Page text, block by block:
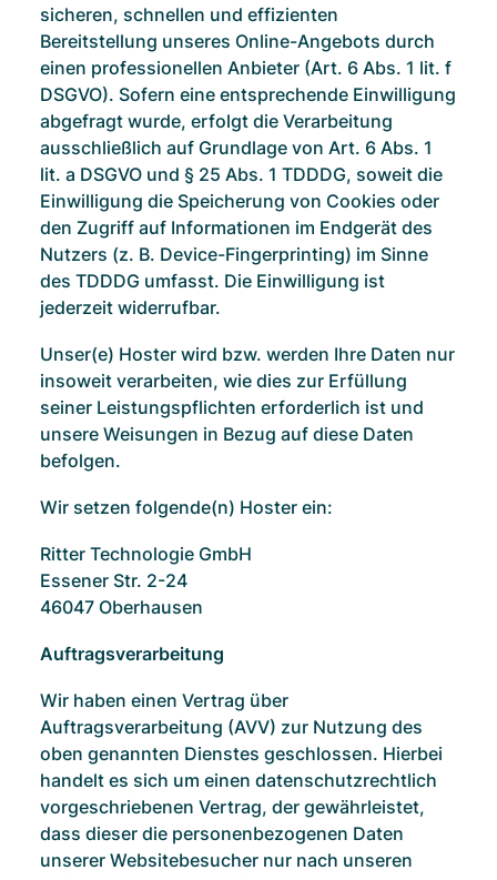
sicheren, schnellen und effizienten
Bereitstellung unseres Online-Angebots durch
einen professionellen Anbieter (Art. 6 Abs. 1 lit. f
DSGVO). Sofern eine entsprechende Einwilligung
abgefragt wurde, erfolgt die Verarbeitung
ausschließlich auf Grundlage von Art. 6 Abs. 1
lit. a DSGVO und § 25 Abs. 1 TDDDG, soweit die
Einwilligung die Speicherung von Cookies oder
den Zugriff auf Informationen im Endgerät des
Nutzers (z. B. Device-Fingerprinting) im Sinne
des TDDDG umfasst. Die Einwilligung ist
jederzeit widerrufbar.
Unser(e) Hoster wird bzw. werden Ihre Daten nur
insoweit verarbeiten, wie dies zur Erfüllung
seiner Leistungspflichten erforderlich ist und
unsere Weisungen in Bezug auf diese Daten
befolgen.
Wir setzen folgende(n) Hoster ein:
Ritter Technologie GmbH
Essener Str. 2-24
46047 Oberhausen
Auftragsverarbeitung
Wir haben einen Vertrag über
Auftragsverarbeitung (AVV) zur Nutzung des
oben genannten Dienstes geschlossen. Hierbei
handelt es sich um einen datenschutzrechtlich
vorgeschriebenen Vertrag, der gewährleistet,
dass dieser die personenbezogenen Daten
unserer Websitebesucher nur nach unseren